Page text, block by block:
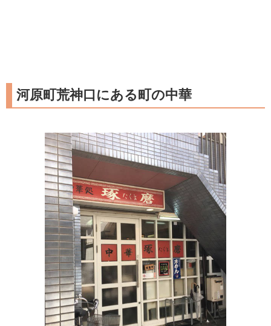
河原町荒神口にある町の中華